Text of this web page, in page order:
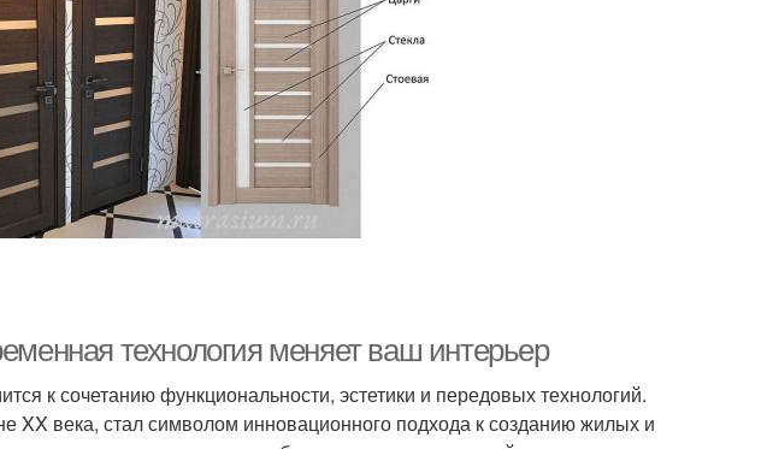
технология меняет ваш интерьер
к сочетанию функциональности, эстетики и передовых технологий.
XX века, стал символом инновационного подхода к созданию жилых и